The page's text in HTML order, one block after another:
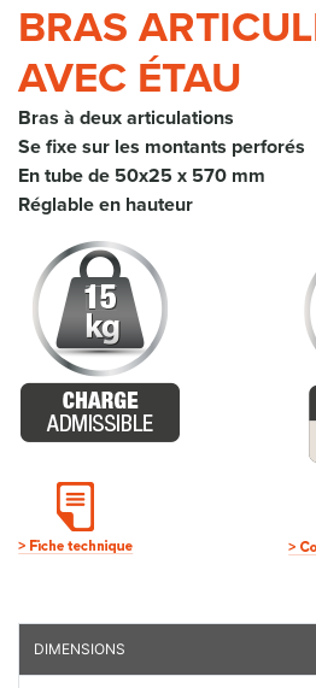
BRAS
AVEC ÉTAU
Bras à deux articulations
Se fixe sur les montants perforés
En tube de 50x25 x 570 mm
Réglable en hauteur
DIMENSIONS